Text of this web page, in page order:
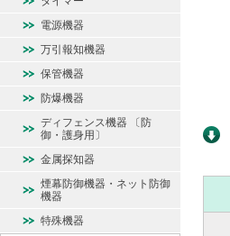
電源機器
万引報知機器
保管機器
防爆機器
ディフェンス機器 〔防
御・護身用〕
金属探知器
煙幕防御機器・ネット防御
機器
特殊機器